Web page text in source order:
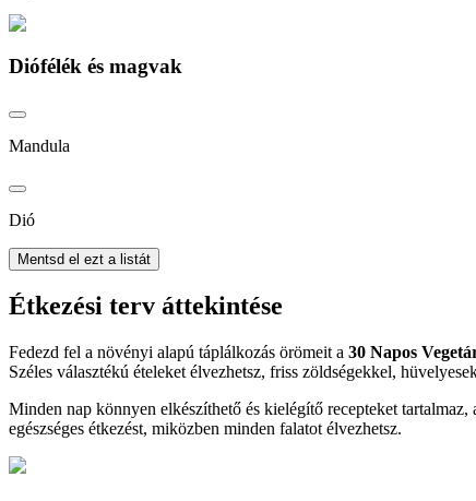
Diófélék és magvak
Mandula
Dió
Mentsd el ezt a listát
Étkezési terv áttekintése
Fedezd fel a növényi alapú táplálkozás örömeit a 30 Napos
Széles választékú ételeket élvezhetsz, friss zöldségekkel,
Minden nap könnyen elkészíthető és kielégítő recepteket
egészséges étkezést, miközben minden falatot élvezhetsz.